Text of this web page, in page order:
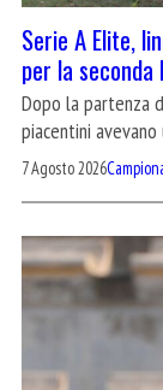
Serie A Elite,
per la seconda
Dopo la partenza
piacentini
7 Agosto 2026